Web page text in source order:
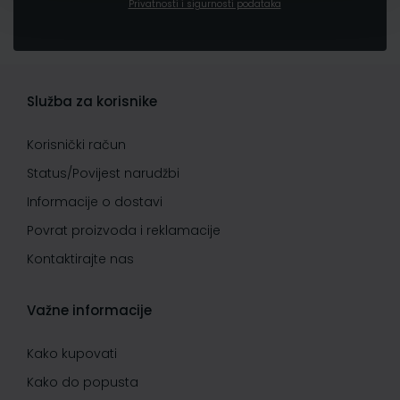
Privatnosti i sigurnosti podataka
Služba za korisnike
Korisnički račun
Status/Povijest narudžbi
Informacije o dostavi
Povrat proizvoda i reklamacije
Kontaktirajte nas
Važne informacije
Kako kupovati
Kako do popusta